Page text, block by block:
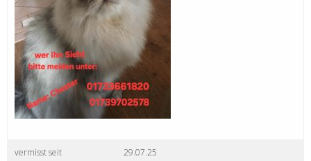
vermisst seit 29.07.25